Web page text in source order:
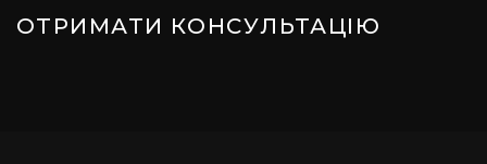
ОТРИМАТИ КОНСУЛЬТАЦІЮ